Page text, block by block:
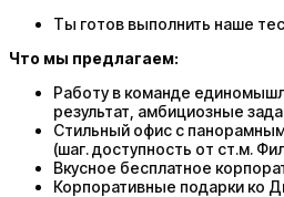
Ты готов выполнить наше
Что мы предлагаем:
Работу в команде
результат, амбициозные
Стильный офис с
(шаг. доступность от ст.м.
Вкусное бесплатное
Корпоративные подарки ко